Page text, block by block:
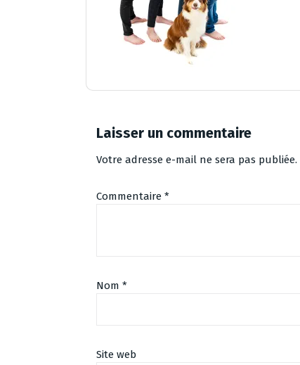
Laisser un commentaire
Votre adresse e-mail ne sera pas publiée.
Commentaire *
Nom *
Site web